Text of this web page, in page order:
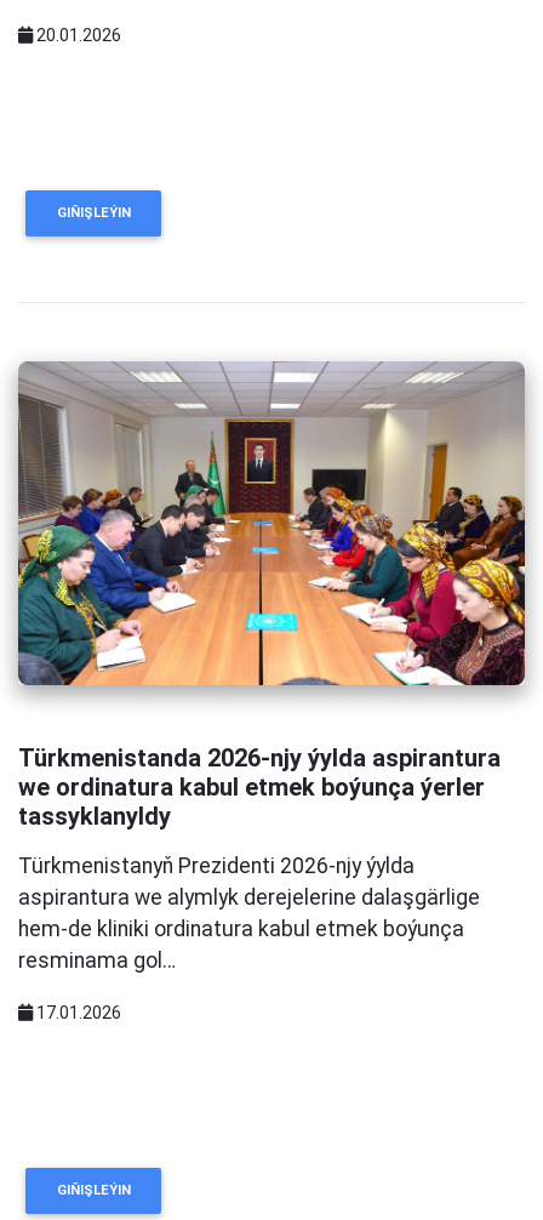
20.01.2026
GIŇIŞLEÝIN
Türkmenistanda 2026-njy ýylda aspirantura
we ordinatura kabul etmek boýunça ýerler
tassyklanyldy
Türkmenistanyň Prezidenti 2026-njy ýylda
aspirantura we alymlyk derejelerine dalaşgärlige
hem-de kliniki ordinatura kabul etmek boýunça
resminama gol…
17.01.2026
GIŇIŞLEÝIN